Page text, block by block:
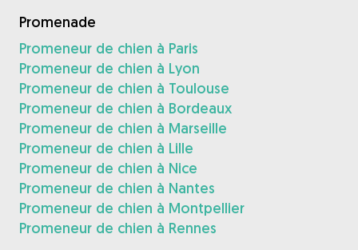
Promenade
Promeneur de chien à Paris
Promeneur de chien à Lyon
Promeneur de chien à Toulouse
Promeneur de chien à Bordeaux
Promeneur de chien à Marseille
Promeneur de chien à Lille
Promeneur de chien à Nice
Promeneur de chien à Nantes
Promeneur de chien à Montpellier
Promeneur de chien à Rennes